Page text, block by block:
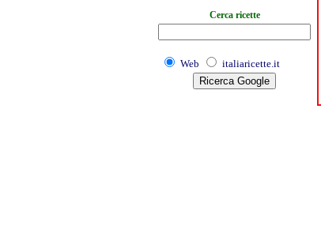
Cerca ricette
Web italiaricette.it